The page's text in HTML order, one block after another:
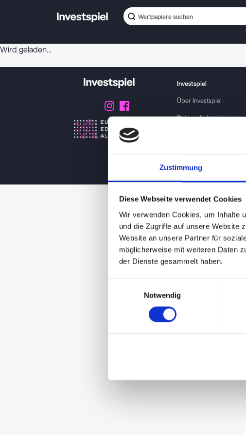
Zustimmung
Diese Webseite verwendet Cookies
Wir verwenden Cookies, um Inhalte
und die Zugriffe auf unsere Website
Website an unsere Partner für
möglicherweise mit weiteren Daten
der Dienste gesammelt haben.
Notwendig
Wird geladen...
Investspiel
Über Investspiel
Datenschutzerklärung
Impressum / Kontakt